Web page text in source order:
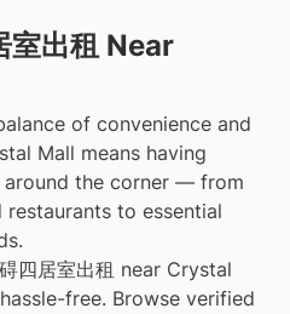
室出租 Near
of convenience and
Mall means having
the corner — from
to essential
四居室出租 near Crystal
free. Browse verified